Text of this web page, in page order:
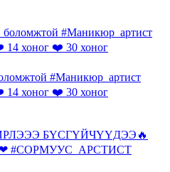
#Маникюр_артист
14 хоног ❤️ 30 хоног